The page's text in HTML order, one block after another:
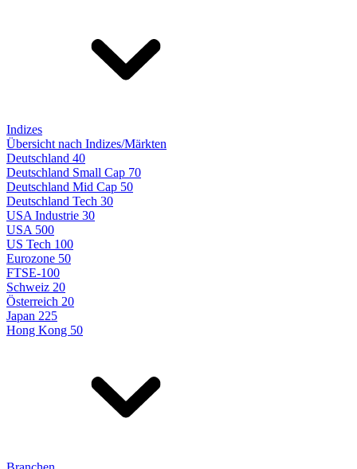
Indizes
Übersicht nach Indizes/Märkten
Deutschland 40
Deutschland Small Cap 70
Deutschland Mid Cap 50
Deutschland Tech 30
USA Industrie 30
USA 500
US Tech 100
Eurozone 50
FTSE-100
Schweiz 20
Österreich 20
Japan 225
Hong Kong 50